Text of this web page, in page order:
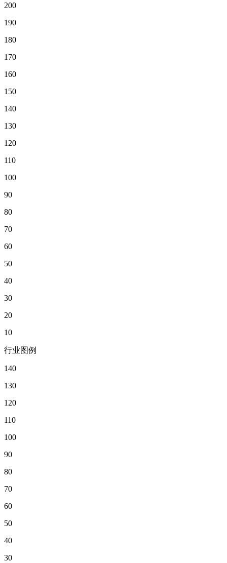
200
190
180
170
160
150
140
130
120
110
100
90
80
70
60
50
40
30
20
10
行业图例
140
130
120
110
100
90
80
70
60
50
40
30